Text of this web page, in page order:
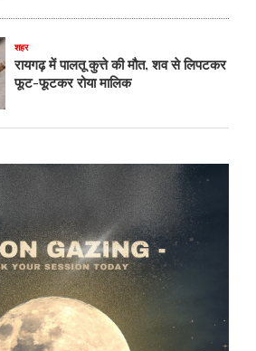
शहर
रायगढ़ में पालतू कुत्ते की मौत, शव से लिपटकर
फूट-फूटकर रोया मालिक